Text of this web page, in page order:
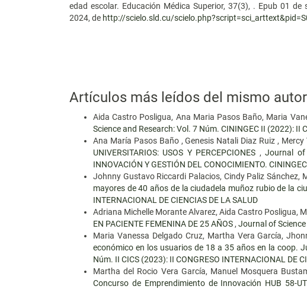
edad escolar. Educación Médica Superior, 37(3), . Epub 01
2024, de http://scielo.sld.cu/
Artículos más leídos del mismo
Aida Castro Posligua, Ana Maria Pasos Baño, Maria
Science and Research: Vol. 7 Núm. CININGEC II (2022):
Ana María Pasos Baño , Genesis Natali Diaz Ruiz ,
UNIVERSITARIOS: USOS Y PERCEPCIONES ,Journal of
INNOVACIÓN Y GESTIÓN DEL CONOCIMIENTO.
Johnny Gustavo Riccardi Palacios, Cindy Paliz Sánchez,
mayores de 40 años de la ciudadela muñoz rubio de la
INTERNACIONAL DE CIENCIAS DE LA SALUD
Adriana Michelle Morante Alvarez, Aida Castro Posligua,
EN PACIENTE FEMENINA DE 25 AÑOS , Journal of Science
Maria Vanessa Delgado Cruz, Martha Vera García,
económico en los usuarios de 18 a 35 años en la coop.
Núm. II CICS (2023): II CONGRESO INTERNACIONAL DE
Martha del Rocio Vera García, Manuel Mosquera
Concurso de Emprendimiento de Innovación HUB 58-